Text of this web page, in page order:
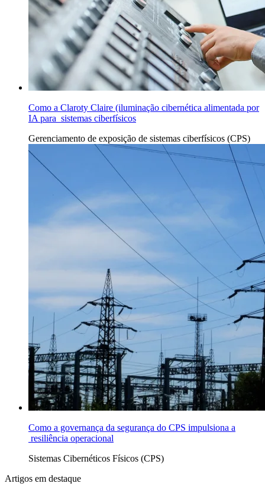
Como a Claroty Claire (iluminação cibernética alimentada por
IA para sistemas ciberfísicos
Gerenciamento de exposição de sistemas ciberfísicos (CPS)
Como a governança da segurança do CPS impulsiona a
resiliência operacional
Sistemas Cibernéticos Físicos (CPS)
Artigos em destaque